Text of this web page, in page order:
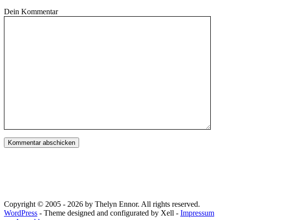
Dein Kommentar
Copyright © 2005 - 2026 by Thelyn Ennor. All rights reserved.
WordPress - Theme designed and configurated by Xell - Impressum